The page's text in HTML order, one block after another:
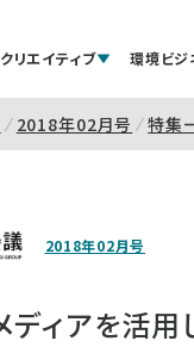
クリエイティブ 環境ビジ
2018年02月号 特集
2018年02月号
ディアを活